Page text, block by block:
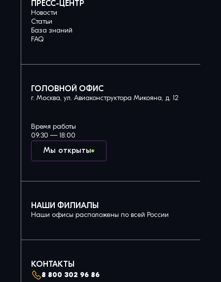
ПРЕСС-ЦЕНТР
Новости
Статьи
База знаний
FAQ
ГОЛОВНОЙ ОФИС
г. Москва, ул. Авиаконструктора Микояна, д. 12
Мы открыты
Время работы
09:30 — 18:00
НАШИ ФИЛИАЛЫ
Наши офисы расположены по всей России
КОНТАКТЫ
8 800 302 96 86